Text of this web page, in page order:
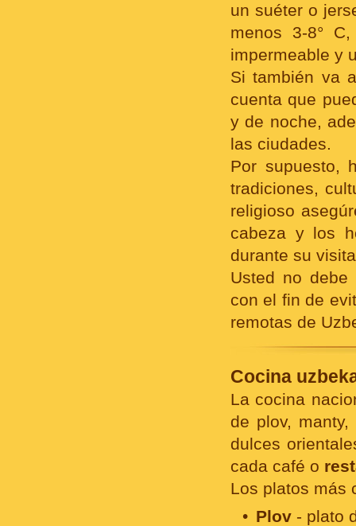
un suéter o
menos 3-8°
impermeable y
Si también va
cuenta que
y de noche,
las ciudades.
Por supuesto,
tradiciones,
religioso
cabeza y los
durante su
Usted no debe
con el fin de
remotas de
Cocina
La cocina
de plov,
dulces
cada café o
Los platos más
Plov - plato